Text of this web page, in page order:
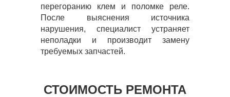
перегоранию клем и поломке реле.
После выяснения источника
нарушения, специалист устраняет
неполадки и производит замену
требуемых запчастей.
СТОИМОСТЬ РЕМОНТА